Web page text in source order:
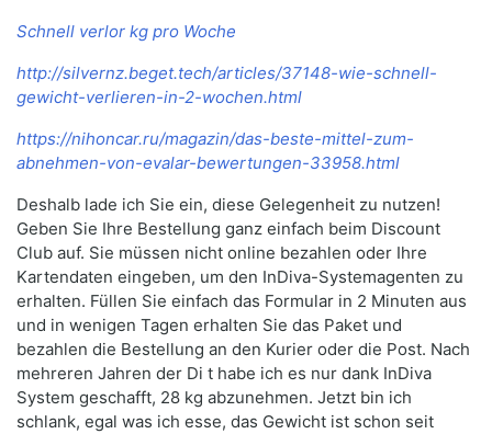
Schnell verlor kg pro Woche
http://silvernz.beget.tech/articles/37148-wie-schnell-
gewicht-verlieren-in-2-wochen.html
https://nihoncar.ru/magazin/das-beste-mittel-zum-
abnehmen-von-evalar-bewertungen-33958.html
Deshalb lade ich Sie ein, diese Gelegenheit zu nutzen!
Geben Sie Ihre Bestellung ganz einfach beim Discount
Club auf. Sie müssen nicht online bezahlen oder Ihre
Kartendaten eingeben, um den InDiva-Systemagenten zu
erhalten. Füllen Sie einfach das Formular in 2 Minuten aus
und in wenigen Tagen erhalten Sie das Paket und
bezahlen die Bestellung an den Kurier oder die Post. Nach
mehreren Jahren der Di t habe ich es nur dank InDiva
System geschafft, 28 kg abzunehmen. Jetzt bin ich
schlank, egal was ich esse, das Gewicht ist schon seit